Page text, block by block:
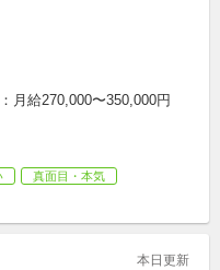
月給270,000〜350,000円
真面目・本気
本日更新